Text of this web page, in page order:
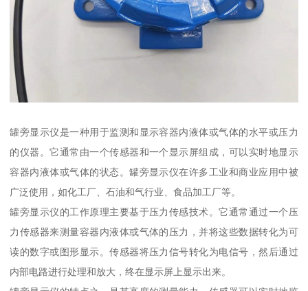
罐旁显示仪是一种用于监测和显示容器内液体或气体的水平或压力
的仪器。它通常由一个传感器和一个显示屏组成，可以实时地显示
容器内液体或气体的状态。罐旁显示仪在许多工业和商业应用中被
广泛使用，如化工厂、石油和气行业、食品加工厂等。
罐旁显示仪的工作原理主要基于压力传感技术。它通常通过一个压
力传感器来测量容器内液体或气体的压力，并将这些数据转化为可
读的数字或图形显示。传感器将压力信号转化为电信号，然后通过
内部电路进行处理和放大，终在显示屏上显示出来。